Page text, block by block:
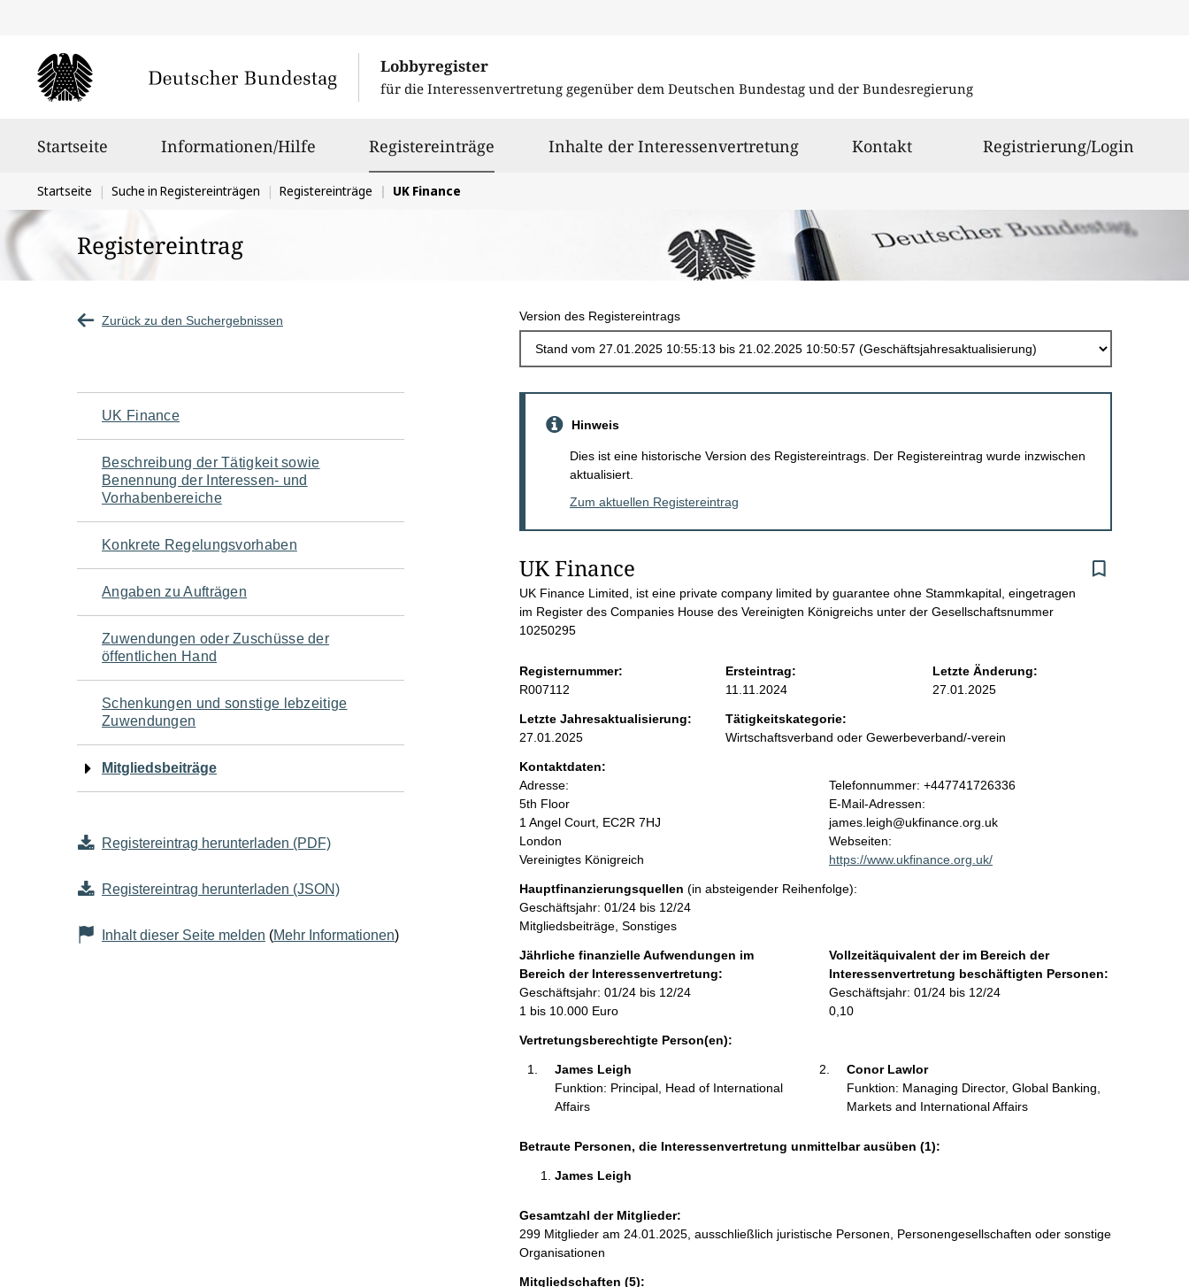
Lobbyregister
für die Interessenvertretung gegenüber dem Deutschen Bundestag und der Bundesregierung
Startseite Informationen/Hilfe Registereinträge ausgewähltInhalte der Interessenvertretung Kontakt Registrierung/Login
Sie
befinden
sich
hier:
Startseite Suche in Registereinträgen Registereinträge UK Finance
Registereintrag
Zurück zu den Suchergebnissen Version des Registereintrags
Navigation
für
den
Seiteninhalt
UK Finance
Beschreibung der Tätigkeit sowie
Benennung der Interessen- und
Vorhabenbereiche
Konkrete Regelungsvorhaben
Angaben zu Aufträgen
Zuwendungen oder Zuschüsse der
öffentlichen Hand
Schenkungen und sonstige lebzeitige
Zuwendungen
Mitgliedsbeiträge
Registereintrag herunterladen (PDF)
Registereintrag herunterladen (JSON)
Inhalt dieser Seite melden (Mehr Informationen)
e
n
i
n
h
a
l
t
Hinweis
Dies ist eine historische Version des Registereintrags. Der Registereintrag wurde inzwischen
aktualisiert.
Zum aktuellen Registereintrag
UK Finance
UK Finance Limited, ist eine private company limited by guarantee ohne Stammkapital, eingetragen
im Register des Companies House des Vereinigten Königreichs unter der Gesellschaftsnummer
10250295
Registernummer:
R007112
Ersteintrag:
11.11.2024
Letzte Änderung:
27.01.2025
Letzte Jahresaktualisierung:
27.01.2025
Tätigkeitskategorie:
Wirtschaftsverband oder Gewerbeverband/-verein
Kontaktdaten:
Adresse:
5th Floor
1 Angel Court, EC2R 7HJ
London
Vereinigtes Königreich
K
o
n
t
a
t
f
o
r
m
Telefonnummer: +447741726336
E-Mail-Adressen:
james.leigh@ukfinance.org.uk
Webseiten:
https://www.ukfinance.org.uk/
Hauptfinanzierungsquellen (in absteigender Reihenfolge):
Geschäftsjahr: 01/24 bis 12/24
Mitgliedsbeiträge, Sonstiges
Jährliche finanzielle Aufwendungen im
Bereich der Interessenvertretung:
Geschäftsjahr: 01/24 bis 12/24
1 bis 10.000 Euro
Vollzeitäquivalent der im Bereich der
Interessenvertretung beschäftigten Personen:
Geschäftsjahr: 01/24 bis 12/24
0,10
Vertretungsberechtigte Person(en):
James Leigh
Funktion: Principal, Head of International
Affairs
Conor Lawlor
Funktion: Managing Director, Global Banking,
Markets and International Affairs
Betraute Personen, die Interessenvertretung unmittelbar ausüben (1):
James Leigh
Gesamtzahl der Mitglieder:
299 Mitglieder am 24.01.2025, ausschließlich juristische Personen, Personengesellschaften oder sonstige
Organisationen
Mitgliedschaften (5):